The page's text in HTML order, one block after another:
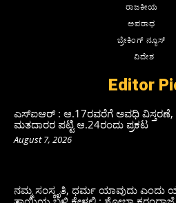
ರಾಜಕೀಯ
ಅಪರಾಧ
ಬ್ರೇಕಿಂಗ್ ನ್ಯೂಸ್
ವಿದೇಶ
Editor
ಎಸ್‌ಐಆರ್‌ : ಆ.17ರವರೆಗೆ ಅವಧಿ ವಿಸ್ತರಣೆ,
ಮತದಾರರ ಪಟ್ಟಿ ಆ.24ರಂದು ಪ್ರಕಟ
August 7, 2026
ನಮ್ಮ ಸಂಸ್ಕೃತಿ, ಧರ್ಮ ಯಾವುದು ಎಂದು